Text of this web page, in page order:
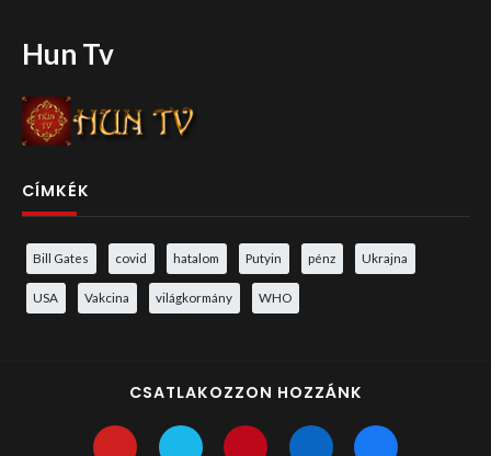
Hun Tv
CÍMKÉK
Bill Gates covid hatalom Putyin pénz Ukrajna
USA Vakcina világkormány WHO
CSATLAKOZZON HOZZÁNK